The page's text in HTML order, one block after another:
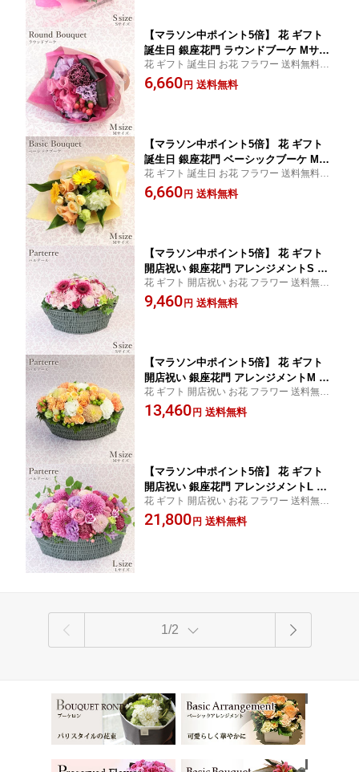
【マラソン中ポイント5倍】 花 ギフト
誕生日 銀座花門 ラウンドブーケ Mサイ
ズ（4色から選べます！） 《日曜・祝日
を除き12時まで 当日配達 ご注文受付》
花 ギフト 誕生日 お花 フラワー 送料無料 あ
す楽 当日配達 花束 ブーケ 開店祝い お見舞
い 記念日 プレゼント お祝い 結婚祝い 出産
6,660 円 送料無料
【マラソン中ポイント5倍】 花 ギフト
誕生日 銀座花門 ベーシックブーケ Mサ
イズ（4色から選択） 《日曜・祝日を除
き12時まで 当日配達 ご注文受付》 あす
花 ギフト 誕生日 お花 フラワー 送料無料 あ
す楽 当日配達 花束 ブーケ 開店祝い お見舞
い 記念日 プレゼント お祝い 結婚祝い 出産
6,660 円 送料無料
【マラソン中ポイント5倍】 花 ギフト
開店祝い 銀座花門 アレンジメントS オ
リジナルバスケット「パルテール」 （4
色から選択） あす楽 送料無料 お花 フ
花 ギフト 開店祝い お花 フラワー 送料無料
あす楽 フラワーアレンジメント アレンジメ
ントフラワー 楽屋花 誕生日 記念日 プレゼ
9,460 円 送料無料
【マラソン中ポイント5倍】 花 ギフト
開店祝い 銀座花門 アレンジメントM オ
リジナルバスケット「パルテール」 （4
色から選択） あす楽 送料無料 お花 フ
花 ギフト 開店祝い お花 フラワー 送料無料
あす楽 フラワーアレンジメント アレンジメ
ントフラワー 楽屋花 誕生日 記念日 プレゼ
13,460 円 送料無料
【マラソン中ポイント5倍】 花 ギフト
開店祝い 銀座花門 アレンジメントL オ
リジナルバスケット「パルテール」 （4
色から選択） あす楽 送料無料 お花 フ
花 ギフト 開店祝い お花 フラワー 送料無料
あす楽 フラワーアレンジメント アレンジメ
ントフラワー 楽屋花 誕生日 記念日 プレゼ
21,800 円 送料無料
1/2